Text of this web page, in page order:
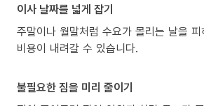
이사 날짜를 넓게 잡기
주말이나 월말처럼 수요가 몰리는 날을
비용이 내려갈 수 있습니다.
불필요한 짐을 미리 줄이기